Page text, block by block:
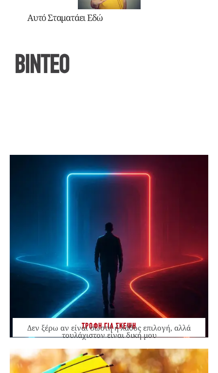
Αυτό Σταματάει Εδώ
ΒΙΝΤΕΟ
ΤΡΟΦΗ ΓΙΑ ΣΚΕΨΗ
Δεν ξέρω αν είναι σωστή ή λάθος επιλογή, αλλά
τουλάχιστον είναι δική μου